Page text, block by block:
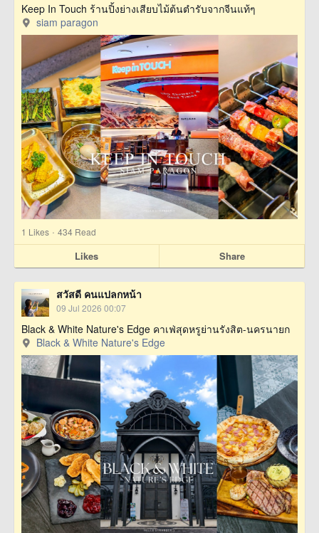
Keep In Touch ร้านปิ้งย่างเสียบไม้ต้นตำรับจากจีนแท้ๆ
siam paragon
1 Likes · 434 Read
Likes Share
สวัสดี คนแปลกหน้า
09 Jul 2026 00:07
Black & White Nature's Edge คาเฟ่สุดหรูย่านรังสิต-นครนายก
Black & White Nature's Edge